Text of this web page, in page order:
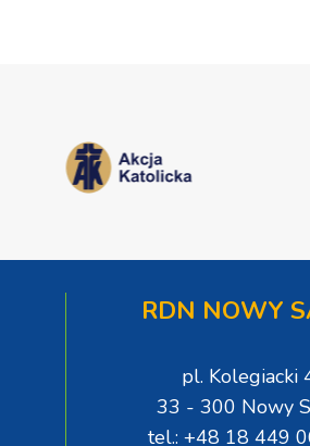
RDN NOWY
pl. Kolegiacki
33 - 300 Nowy
tel.: +48 18 449